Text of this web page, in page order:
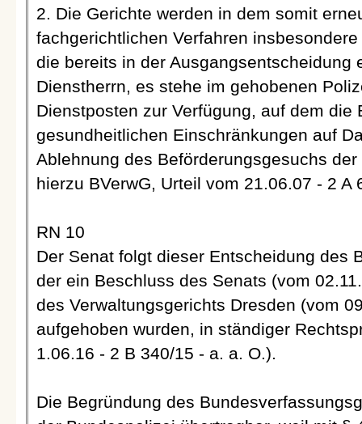
2. Die Gerichte werden in dem somit
fachgerichtlichen Verfahren
die bereits in der Ausgangsentscheidung
Dienstherrn, es stehe im gehobenen
Dienstposten zur Verfügung, auf dem die
gesundheitlichen Einschränkungen auf
Ablehnung des Beförderungsgesuchs
hierzu BVerwG, Urteil vom 21.06.07 - 2 A
RN 10
Der Senat folgt dieser Entscheidung des
der ein Beschluss des Senats (vom
des Verwaltungsgerichts Dresden (vom
aufgehoben wurden, in ständiger
1.06.16 - 2 B 340/15 - a. a. O.).
Die Begründung des